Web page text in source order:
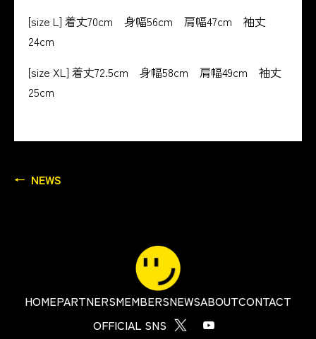
[size L] 着丈70cm 身幅56cm 肩幅47cm 袖丈
24cm
[size XL] 着丈72.5cm 身幅58cm 肩幅49cm 袖丈
25cm
NEWS
HOMEPARTNERSMEMBERSNEWSABOUTCONTACT
OFFICIAL SNS